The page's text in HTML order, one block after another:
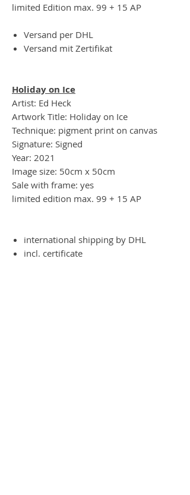
limited Edition max. 99 + 15 AP
Versand per DHL
Versand mit Zertifikat
Holiday on Ice
Artist: Ed Heck
Artwork Title: Holiday on Ice
Technique: pigment print on canvas
Signature: Signed
Year: 2021
Image size: 50cm x 50cm
Sale with frame: yes
limited edition max. 99 + 15 AP
international shipping by DHL
incl. certificate